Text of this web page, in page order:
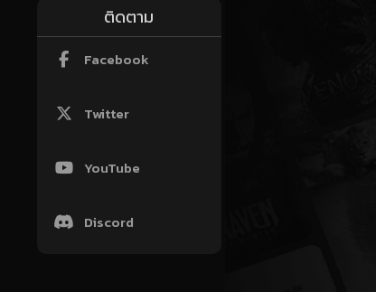
ติดตาม
Facebook
Twitter
YouTube
Discord